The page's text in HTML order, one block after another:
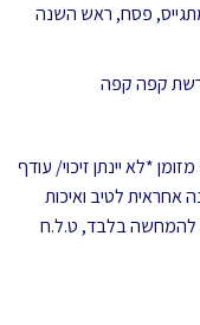
, פסח, ראש השנה
רשת קפה קפה
*לא יינתן זיכוי/ עודף
לטיב ואיכות
להמחשה בלבד, ט.ל.ח